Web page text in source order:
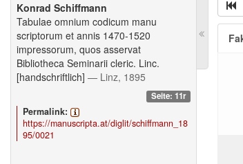
Konrad Schiffmann
Tabulae omnium codicum manu
scriptorum et annis 1470-1520
impressorum, quos asservat
Bibliotheca Seminarii cleric. Linc.
[handschriftlich] — Linz, 1895
Seite: 11r
Permalink:
https://manuscripta.at/diglit/schiffmann_18
95/0021